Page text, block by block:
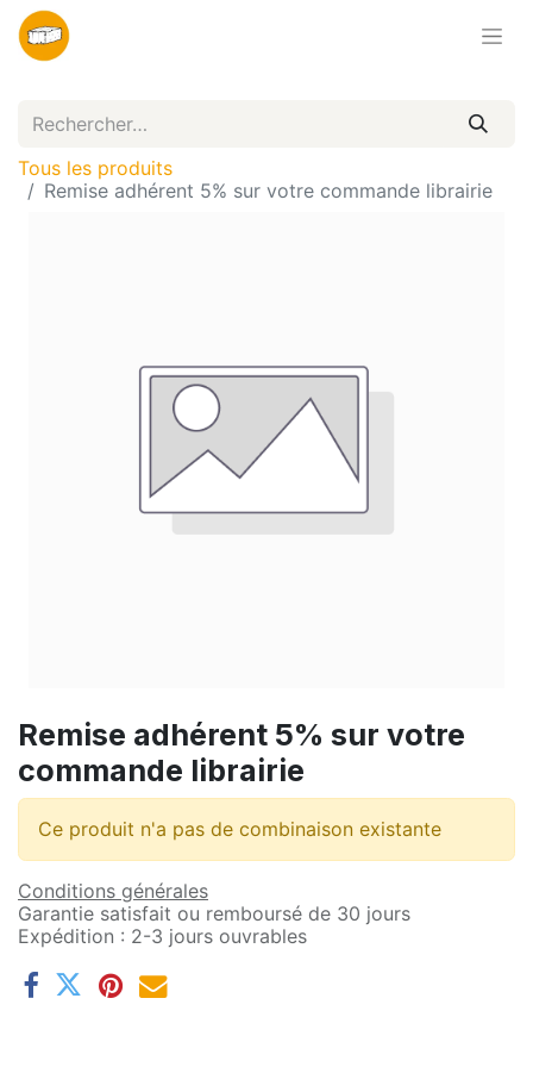
Tous les produits
Remise adhérent 5% sur votre commande librairie
Remise adhérent 5% sur votre
commande librairie
Ce produit n'a pas de combinaison existante
Conditions générales
Garantie satisfait ou remboursé de 30 jours
Expédition : 2-3 jours ouvrables